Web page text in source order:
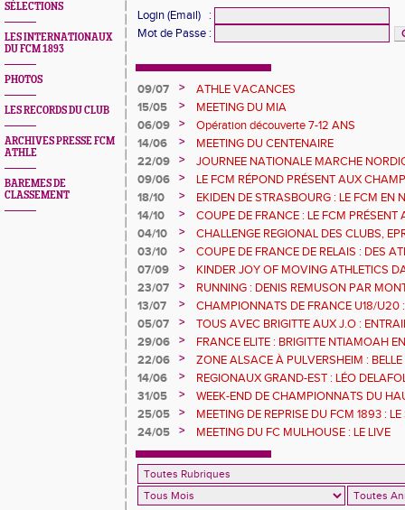
SÉLECTIONS
LES INTERNATIONAUX
DU FCM 1893
PHOTOS
LES RECORDS DU CLUB
ARCHIVES PRESSE FCM
ATHLE
BAREMES DE
CLASSEMENT
Login (Email)
:
Mot de Passe :
09/07 >
ATHLE VACANCES
15/05
>
MEETING DU MIA
06/09
>
Opération découverte 7-12 ANS
14/06
>
MEETING DU CENTENAIRE
22/09
>
JOURNEE NATIONALE MARCHE
09/06
>
LE FCM RÉPOND PRÉSENT AUX
DÉPARTEMENTAUX 68
18/10 >
EKIDEN DE STRASBOURG : LE FCM EN
14/10
>
COUPE DE FRANCE : LE FCM PRÉSENT
04/10
>
CHALLENGE REGIONAL DES CLUBS,
URBAN ATHLE ET GMTU : LES
FCM
03/10 >
COUPE DE FRANCE DE RELAIS : DES
SERONT AVEC LE 4X200M DE L'EGMA
07/09 >
KINDER JOY OF MOVING ATHLETICS
MULHOUSE 1893 OUVRE SES PORTES
23/07 >
RUNNING : DENIS REMUSON PAR
13/07
>
CHAMPIONNATS DE FRANCE U18/U20
RECORD
05/07 >
TOUS AVEC BRIGITTE AUX J.O :
L'ILL JEUDI 8 JUILLET
29/06 >
FRANCE ELITE : BRIGITTE NTIAMOAH
DEUXIEMES JO
22/06 >
ZONE ALSACE À PULVERSHEIM :
14/06
>
REGIONAUX GRAND-EST : LÉO
GOMAS S'ENVOLE
31/05 >
WEEK-END DE CHAMPIONNATS DU
POUR LES ATHLÈTES DU FCM
25/05 >
MEETING DE REPRISE DU FCM 1893 :
24/05
> MEETING DU FC MULHOUSE : LE LIVE